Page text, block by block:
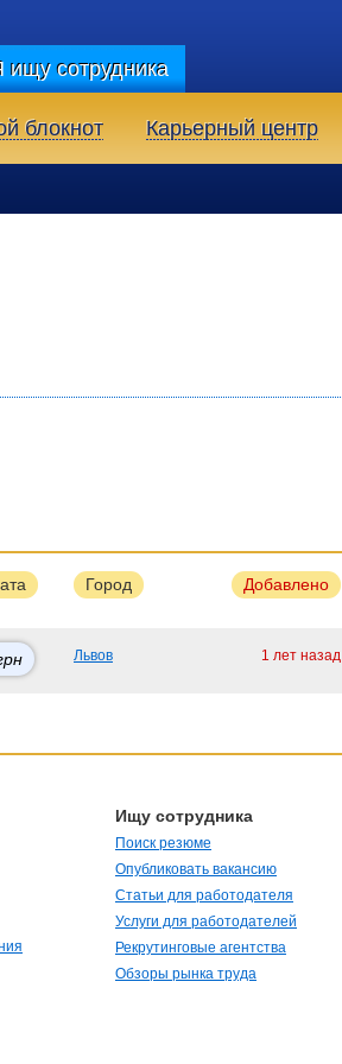
ищу сотрудника
блокнот Карьерный центр
Город Добавлено
Львов 1 лет назад
Ищу сотрудника
Поиск резюме
Опубликовать вакансию
Статьи для работодателя
Услуги для работодателей
Рекрутинговые агентства
Обзоры рынка труда